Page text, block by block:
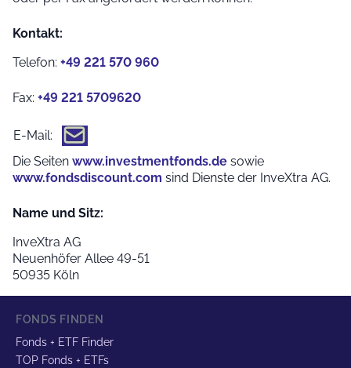
Kontakt:
Telefon: +49 221 570 960
Fax: +49 221 5709620
E-Mail:
Die Seiten www.investmentfonds.de sowie
www.fondsdiscount.com sind Dienste der InveXtra AG.
Name und Sitz:
InveXtra AG
Neuenhöfer Allee 49-51
50935 Köln
FONDS FINDEN
Fonds + ETF Finder
TOP Fonds + ETFs